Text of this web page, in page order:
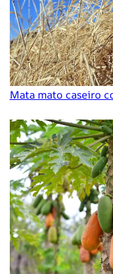
Mata mato caseiro